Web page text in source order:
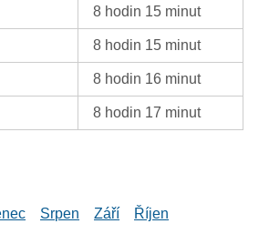
8 hodin 15 minut
8 hodin 15 minut
8 hodin 16 minut
8 hodin 17 minut
Srpen Září
Říjen